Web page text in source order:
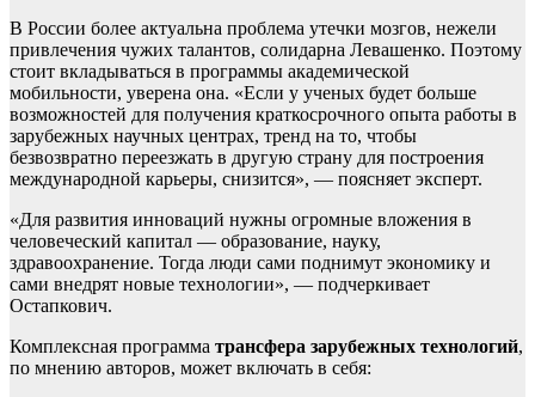
В России более актуальна проблема утечки мозгов, нежели
привлечения чужих талантов, солидарна Левашенко. Поэтому
стоит вкладываться в программы академической
мобильности, уверена она. «Если у ученых будет больше
возможностей для получения краткосрочного опыта работы в
зарубежных научных центрах, тренд на то, чтобы
безвозвратно переезжать в другую страну для построения
международной карьеры, снизится», — поясняет эксперт.
«Для развития инноваций нужны огромные вложения в
человеческий капитал — образование, науку,
здравоохранение. Тогда люди сами поднимут экономику и
сами внедрят новые технологии», — подчеркивает
Остапкович.
Комплексная программа трансфера зарубежных технологий,
по мнению авторов, может включать в себя: